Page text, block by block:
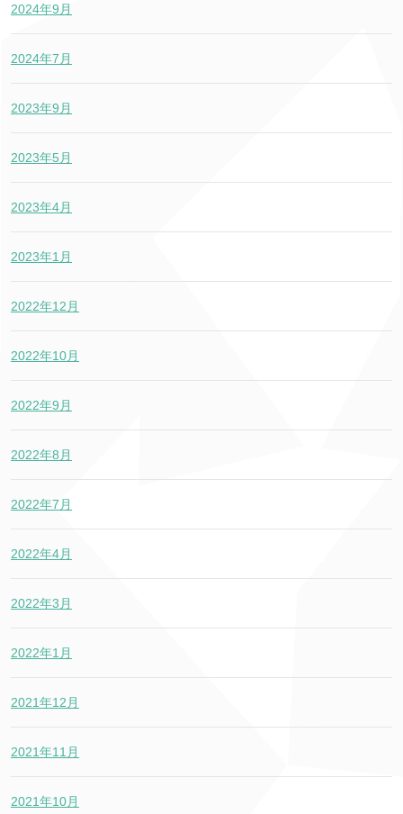
2024年9月
2024年7月
2023年9月
2023年5月
2023年4月
2023年1月
2022年12月
2022年10月
2022年9月
2022年8月
2022年7月
2022年4月
2022年3月
2022年1月
2021年12月
2021年11月
2021年10月